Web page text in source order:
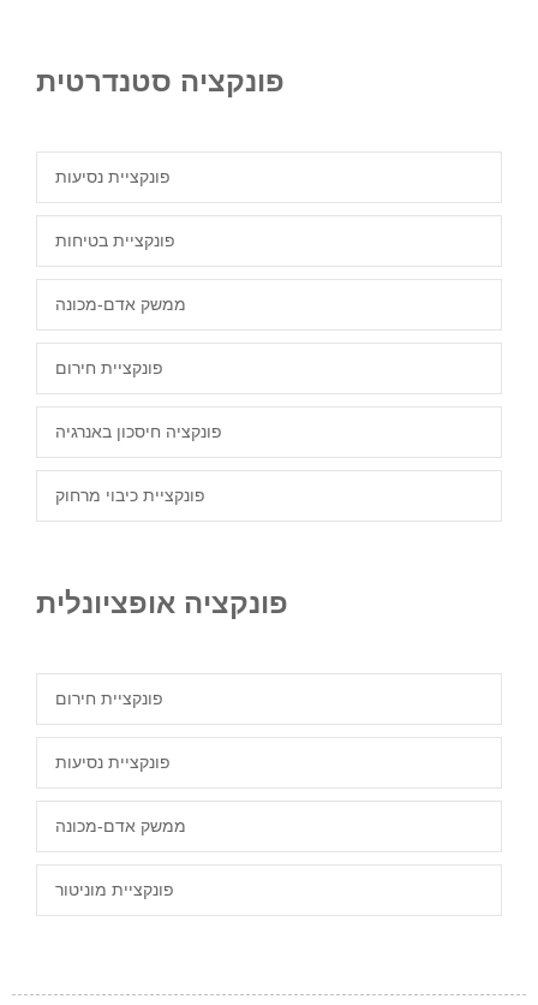
פונקציה סטנדרטית
פונקציית נסיעות
פונקציית בטיחות
ממשק אדם-מכונה
פונקציית חירום
פונקציה חיסכון באנרגיה
פונקציית כיבוי מרחוק
פונקציה אופציונלית
פונקציית חירום
פונקציית נסיעות
ממשק אדם-מכונה
פונקציית מוניטור